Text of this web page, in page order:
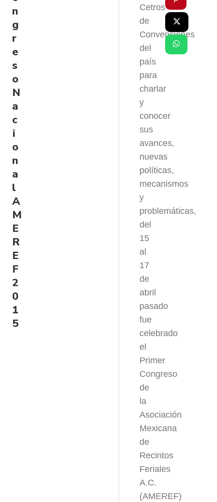
n
g
r
e
s
o
N
a
c
i
o
n
a
l
A
M
E
R
E
F
2
0
1
5
Cetros
de
Convenciones
del
país
para
charlar
y
conocer
sus
avances,
nuevas
políticas,
mecanismos
y
problemáticas,
del
15
al
17
de
abril
pasado
fue
celebrado
el
Primer
Congreso
de
la
Asociación
Mexicana
de
Recintos
Feriales
A.C.
(AMEREF)